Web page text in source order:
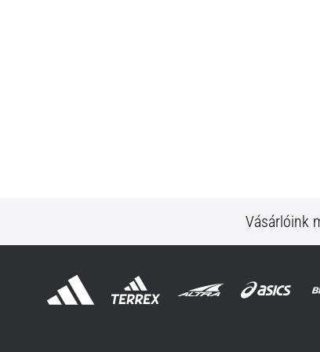
Vásárlóink